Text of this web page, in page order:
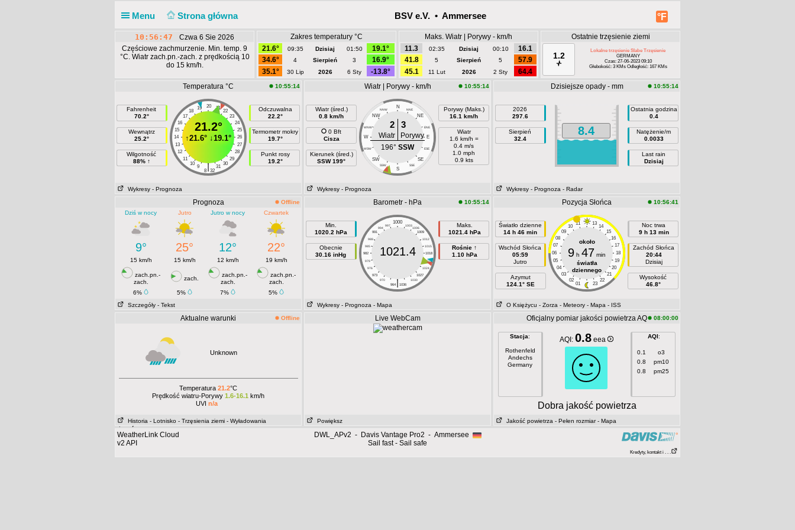
Menu Strona główna °F
BSV e.V. • Ammersee
10:56:48
Czwa 6 Sie 2026
Częściowe zachmurzenie. Min. temp. 9
°C. Wiatr zach.pn.-zach. z prędkością 10
do 15 km/h.
Zakres temperatury °C
21.6°
09:35 Dzisiaj 01:50
19.1°
34.6°
4 Sierpień 3
16.9°
35.1°
30 Lip 2026 6 Sty -13.8°
Maks. Wiatr | Porywy - km/h
11.3
02:35 Dzisiaj 00:10
16.1
41.8
5 Sierpień 5
57.9
45.1
11 Lut 2026 2 Sty 64.4
Ostatnie trzęsienie ziemi
1.2
Lokalne trzęsienie Slabe Trzęsienie
GERMANY
Czas: 27-06-2023 09:10
Głebokość: 3 KMs Odległość: 167 KMs
Temperatura °C 10:55:14
Fahrenheit
70.2°
Wewnątrz
25.2°
Wilgotność
88% ↑
20
19 21
18
22
17
23
16
24
15
25
14
26
13
27
12
28
11
29
10
30
9 31
|
8 32
21.2°
↑21.6° ↓19.1°
Odczuwalna
22.2°
Termometr mokry
19.7°
Punkt rosy
19.2°
Wykresy - Prognoza
Wiatr | Porywy - km/h 10:55:14
Wiatr (śred.)
0.8 km/h
0 Bft
Cisza
Kierunek (śred.)
SSW 199°
N
NNW NNE
NW NE
WNW ENE
W E
WSW ESE
SW SE
SSW SSE
S
2 3
Wiatr
Porywy
196° SSW
Porywy (Maks.)
16.1 km/h
Wiatr
1.6 km/h =
0.4 m/s
1.0 mph
0.9 kts
Wykresy - Prognoza
Dzisiejsze opady - mm 10:55:14
2026
297.6
Sierpień
32.4
8.4
Ostatnia godzina
0.4
Natężenie/m
0.0033
Last rain
Dzisiaj
Wykresy - Prognoza - Radar
Prognoza
Offline
Dziś w nocy
Jutro Jutro w nocy Czwartek
9° 25° 12° 22°
15 km/h 15 km/h 12 km/h 19 km/h
zach.pn.-
zach.
zach.
zach.pn.-
zach.
zach.pn.-
zach.
6%
5% 7%
5%
Szczegóły - Tekst
Barometr - hPa 10:55:14
Min.
1020.2 hPa
Obecnie
30.16 inHg
1000
997 1003
994
1006
991
1009
988
1012
985
1015
982
1018
979
1021
976
1024
973
1027
970
1030
|
964 1036
1021.4
Maks.
1021.4 hPa
Rośnie ↑
1.10 hPa
Wykresy - Prognoza - Mapa
Pozycja Słońca 10:56:41
Światło dzienne
14 h 46 min
Wschód Słońca
05:59
Jutro
Azymut
124.1° SE
11 13
10
14
09
15
08
16
07
17
06
18
05
19
04
20
03
21
02
22
01 23
około
9 h 47 min
światła
dziennego
Noc trwa
9 h 13 min
Zachód Słońca
20:44
Dzisiaj
Wysokość
46.8°
O Księżycu - Zorza - Meteory - Mapa - ISS
Aktualne warunki Offline
Unknown
Temperatura 21.2°C
Prędkość wiatru-Porywy 1.6-16.1 km/h
UVI n/a
Historia - Lotnisko - Trzęsienia ziemi - Wyładowania
atmosferyczne
Live WebCam
Powiększ
Oficjalny pomiar jakości powietrza AQ 08:00:00
Stacja:
Rothenfeld
Andechs
Germany
AQI: 0.8 eea AQI:
0.1
o3
0.8
pm10
0.8
pm25
Dobra jakość powietrza
Jakość powietrza - Pełen rozmiar- Mapa
WeatherLink Cloud
v2 API
DWL_APv2 - Davis Vantage Pro2 - Ammersee
Sail fast - Sail safe
Kredyty, kontakt i . . .